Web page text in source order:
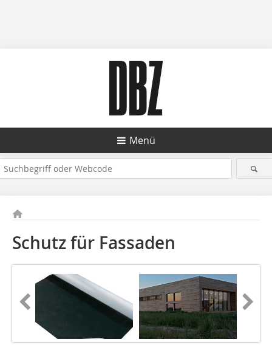
Menü
Schutz für Fassaden